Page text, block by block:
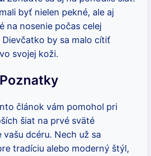
byť nielen pekné, ale aj
na nosenie počas celej
Dievčatko by sa malo cítiť
svojej koži.
článok vám pomohol pri
šiat na prvé sväté
vašu dcéru. Nech už sa
tradíciu alebo moderný štýl,